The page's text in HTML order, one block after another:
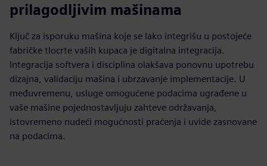
prilagodljivim mašinama
Ključ za isporuku mašina koje se lako integrišu u postojeće
fabričke tlocrte vaših kupaca je digitalna integracija.
Integracija softvera i disciplina olakšava ponovnu upotrebu
dizajna, validaciju mašina i ubrzavanje implementacije. U
međuvremenu, usluge omogućene podacima ugrađene u
vaše mašine pojednostavljuju zahteve održavanja,
istovremeno nudeći mogućnosti praćenja i uvide zasnovane
na podacima.